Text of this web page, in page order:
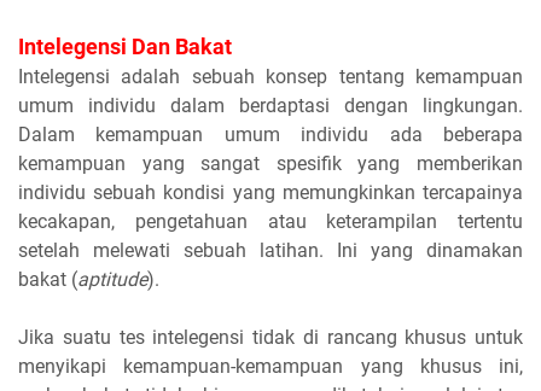
Intelegensi Dan Bakat
Intelegensi adalah sebuah konsep tentang kemampuan
umum individu dalam berdaptasi dengan lingkungan.
Dalam kemampuan umum individu ada beberapa
kemampuan yang sangat spesifik yang memberikan
individu sebuah kondisi yang memungkinkan tercapainya
kecakapan, pengetahuan atau keterampilan tertentu
setelah melewati sebuah latihan. Ini yang dinamakan
bakat (aptitude).
Jika suatu tes intelegensi tidak di rancang khusus untuk
menyikapi kemampuan-kemampuan yang khusus ini,